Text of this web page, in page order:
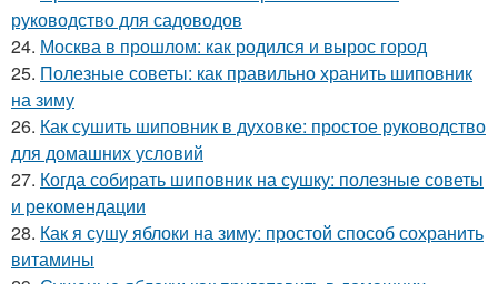
руководство для садоводов
24. Москва в прошлом: как родился и вырос город
25. Полезные советы: как правильно хранить шиповник
на зиму
26. Как сушить шиповник в духовке: простое руководство
для домашних условий
27. Когда собирать шиповник на сушку: полезные советы
и рекомендации
28. Как я сушу яблоки на зиму: простой способ сохранить
витамины